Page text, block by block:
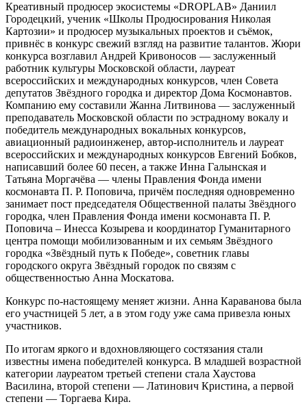
Креативный продюсер экосистемы «DROPLAB» Даниил
Городецкий, ученик «Школы Продюсирования Николая
Картозии» и продюсер музыкальных проектов и съёмок,
привнёс в конкурс свежий взгляд на развитие талантов. Жюри
конкурса возглавил Андрей Кривоносов — заслуженный
работник культуры Московской области, лауреат
всероссийских и международных конкурсов, член Совета
депутатов Звёздного городка и директор Дома Космонавтов.
Компанию ему составили Жанна Литвинова — заслуженный
преподаватель Московской области по эстрадному вокалу и
победитель международных вокальных конкурсов,
авиационный радиоинженер, автор‑исполнитель и лауреат
всероссийских и международных конкурсов Евгений Бобков,
написавший более 60 песен, а также Инна Галынская и
Татьяна Моргачёва — члены Правления Фонда имени
космонавта П. Р. Поповича, причём последняя одновременно
занимает пост председателя Общественной палаты Звёздного
городка, член Правления Фонда имени космонавта П. Р.
Поповича – Инесса Козырева и координатор Гуманитарного
центра помощи мобилизованным и их семьям Звёздного
городка «Звёздный путь к Победе», советник главы
городского округа Звёздный городок по связям с
общественностью Анна Москатова.
Конкурс по-настоящему меняет жизни. Анна Караванова была
его участницей 5 лет, а в этом году уже сама привезла юных
участников.
По итогам яркого и вдохновляющего состязания стали
известны имена победителей конкурса. В младшей возрастной
категории лауреатом третьей степени стала Хаустова
Василина, второй степени — Латинович Кристина, а первой
степени — Торгаева Кира.